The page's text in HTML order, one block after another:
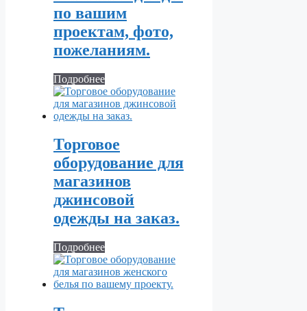
по вашим
проектам, фото,
пожеланиям.
Подробнее
Торговое
оборудование для
магазинов
джинсовой
одежды на заказ.
Подробнее